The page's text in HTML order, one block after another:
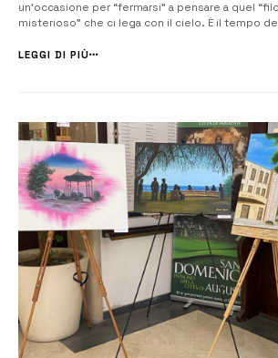
un’occasione per “fermarsi” a pensare a quel
misterioso” che ci lega con il cielo. È il tempo
lasciati sulle tombe, riaccendono, in...
LEGGI DI PIÙ